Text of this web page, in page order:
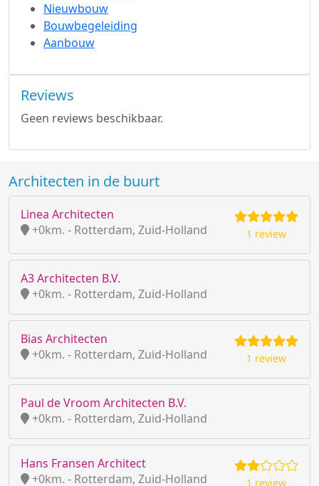
Nieuwbouw
Bouwbegeleiding
Aanbouw
Reviews
Geen reviews beschikbaar.
Architecten in de buurt
Linea Architecten
+0km. - Rotterdam, Zuid-Holland
1 review
A3 Architecten B.V.
+0km. - Rotterdam, Zuid-Holland
Bias Architecten
+0km. - Rotterdam, Zuid-Holland
1 review
Paul de Vroom Architecten B.V.
+0km. - Rotterdam, Zuid-Holland
Hans Fransen Architect
+0km. - Rotterdam, Zuid-Holland
1 review